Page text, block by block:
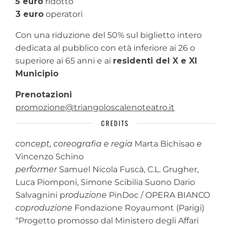
3 euro operatori
Con una riduzione del 50% sul biglietto intero
dedicata al pubblico con età inferiore ai 26 o
superiore ai 65 anni e ai residenti del X e XI
Municipio
Prenotazioni
promozione@triangoloscalenoteatro.it
CREDITS
concept, coreografia e regia Marta Bichisao e
Vincenzo Schino
performerSamuel Nicola Fuscà, C.L. Grugher,
Luca Piomponi, Simone Scibilia Suono Dario
Salvagnini produzione PinDoc / OPERA BIANCO
coproduzione Fondazione Royaumont (Parigi)
“Progetto promosso dal Ministero degli Affari